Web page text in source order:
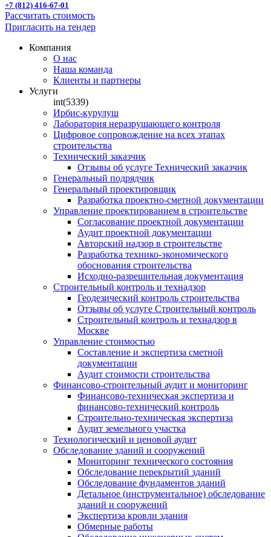
+7 (812) 416-67-01
Рассчитать стоимость
Пригласить на тендер
Компания
О нас
Наша команда
Клиенты и партнеры
Услуги
int(5339)
Ирбис-курулуш
Лаборатория неразрушающего контроля
Цифровое сопровождение на всех этапах
строительства
Технический заказчик
Отзывы об услуге Технический заказчик
Генеральный подрядчик
Генеральный проектировщик
Разработка проектно-сметной документации
Управление проектированием в строительстве
Согласование проектной документации
Аудит проектной документации
Авторский надзор в строительстве
Разработка технико-экономического
обоснования строительства
Исходно-разрешительная документация
Строительный контроль и технадзор
Геодезический контроль строительства
Отзывы об услуге Строительный контроль
Строительный контроль и технадзор в
Москве
Управление стоимостью
Составление и экспертиза сметной
документации
Аудит стоимости строительства
Финансово-строительный аудит и мониторинг
Финансово-техническая экспертиза и
финансово-технический контроль
Строительно-техническая экспертиза
Аудит земельного участка
Технологический и ценовой аудит
Обследование зданий и сооружений
Мониторинг технического состояния
Обследование перекрытий зданий
Обследование фундаментов зданий
Детальное (инструментальное) обследование
зданий и сооружений
Экспертиза кровли здания
Обмерные работы